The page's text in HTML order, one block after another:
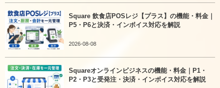
Square 飲食店POSレジ【プラス】の機能・料金｜
P5・P6と決済・インボイス対応を解説
2026-08-08
Squareオンラインビジネスの機能・料金｜P1・
P2・P3と受発注・決済・インボイス対応を解説